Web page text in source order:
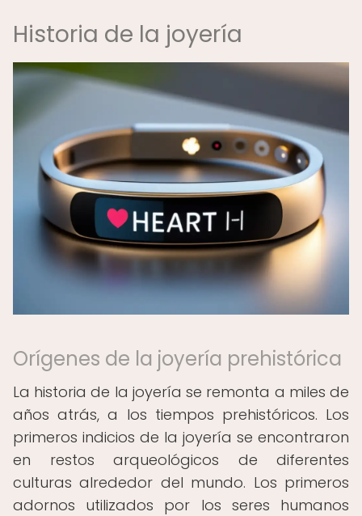
Historia de la joyería
Orígenes de la joyería prehistórica
La historia de la joyería se remonta a miles de
años atrás, a los tiempos prehistóricos. Los
primeros indicios de la joyería se encontraron
en restos arqueológicos de diferentes
culturas alrededor del mundo. Los primeros
adornos utilizados por los seres humanos